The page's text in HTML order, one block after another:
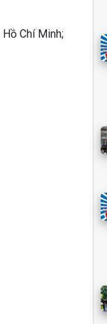
Chí Minh;